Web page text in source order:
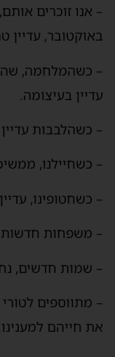
– אנו זוכרים
באוקטובר, עדיין
– כשהמלחמה,
עדיין בעיצומה.
– כשהלבבות
– כשחיילנו,
– כשחטופינו,
– משפחות
– שמות חדשים,
– מתווספים
את חייהם